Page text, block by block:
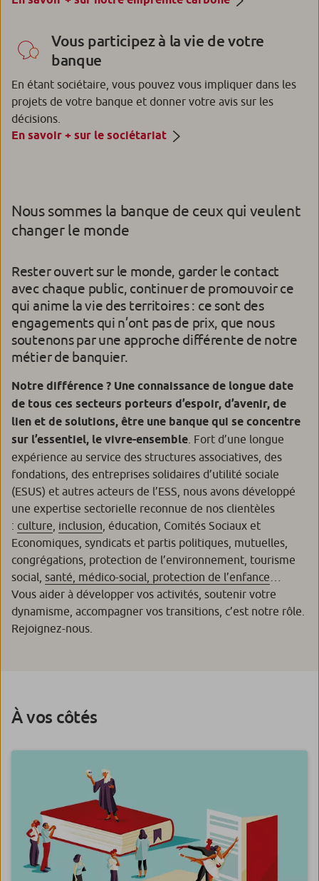
Vous participez à la vie de votre
banque
En étant sociétaire, vous pouvez vous impliquer dans les
projets de votre banque et donner votre avis sur les
décisions.
En savoir + sur le sociétariat
Nous sommes la banque de ceux qui veulent
changer le monde
Rester ouvert sur le monde, garder le contact
avec chaque public, continuer de promouvoir ce
qui anime la vie des territoires : ce sont des
engagements qui n’ont pas de prix, que nous
soutenons par une approche différente de notre
métier de banquier.
Notre différence ? Une connaissance de longue date
de tous ces secteurs porteurs d’espoir, d’avenir, de
lien et de solutions, être une banque qui se concentre
sur l’essentiel, le vivre-ensemble . Fort d’une longue
expérience au service des structures associatives, des
fondations, des entreprises solidaires d’utilité sociale
(ESUS) et autres acteurs de l’ESS, nous avons développé
une expertise sectorielle reconnue de nos clientèles
: culture inclusion , éducation, Comités Sociaux et
Economiques, syndicats et partis politiques, mutuelles,
congrégations, protection de l’environnement, tourisme
social, santé, médico-social, protection de l’enfance
Vous aider à développer vos activités, soutenir votre
dynamisme, accompagner vos transitions, c’est notre rôle.
Rejoignez-nous.
À vos côtés